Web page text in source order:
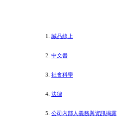
誠品線上
中文書
社會科學
法律
公司內部人義務與資訊揭露